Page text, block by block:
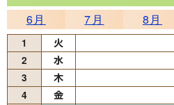
6月 7月 8月
1
2
3
4